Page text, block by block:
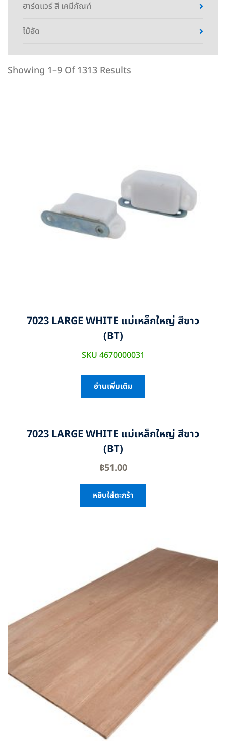
ฮาร์ดแวร์ สี เคมีภัณฑ์
ไม้อัด
Showing 1–9 Of 1313 Results
7023 LARGE WHITE แม่เหล็กใหญ่ สีขาว
(BT)
SKU 4670000031
อ่านเพิ่มเติม
7023 LARGE WHITE แม่เหล็กใหญ่ สีขาว
(BT)
฿51.00
หยิบใส่ตะกร้า